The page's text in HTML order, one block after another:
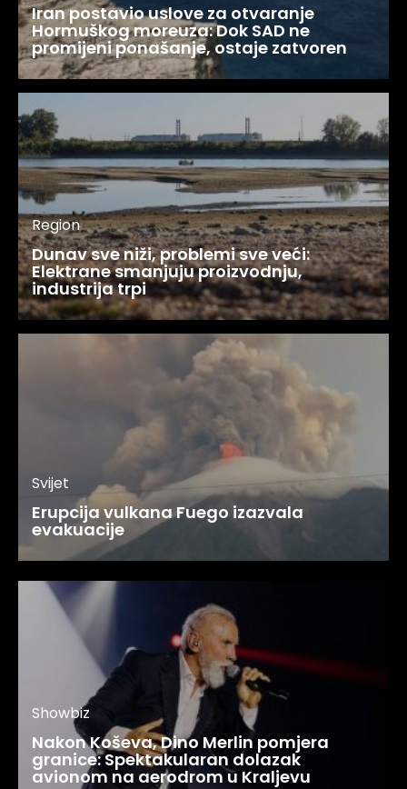
Iran postavio uslove za otvaranje
Hormuškog moreuza: Dok SAD ne
promijeni ponašanje, ostaje zatvoren
Region
Dunav sve niži, problemi sve veći:
Elektrane smanjuju proizvodnju,
industrija trpi
Svijet
Erupcija vulkana Fuego izazvala
evakuacije
Showbiz
Nakon Koševa, Dino Merlin pomjera
granice: Spektakularan dolazak
avionom na aerodrom u Kraljevu